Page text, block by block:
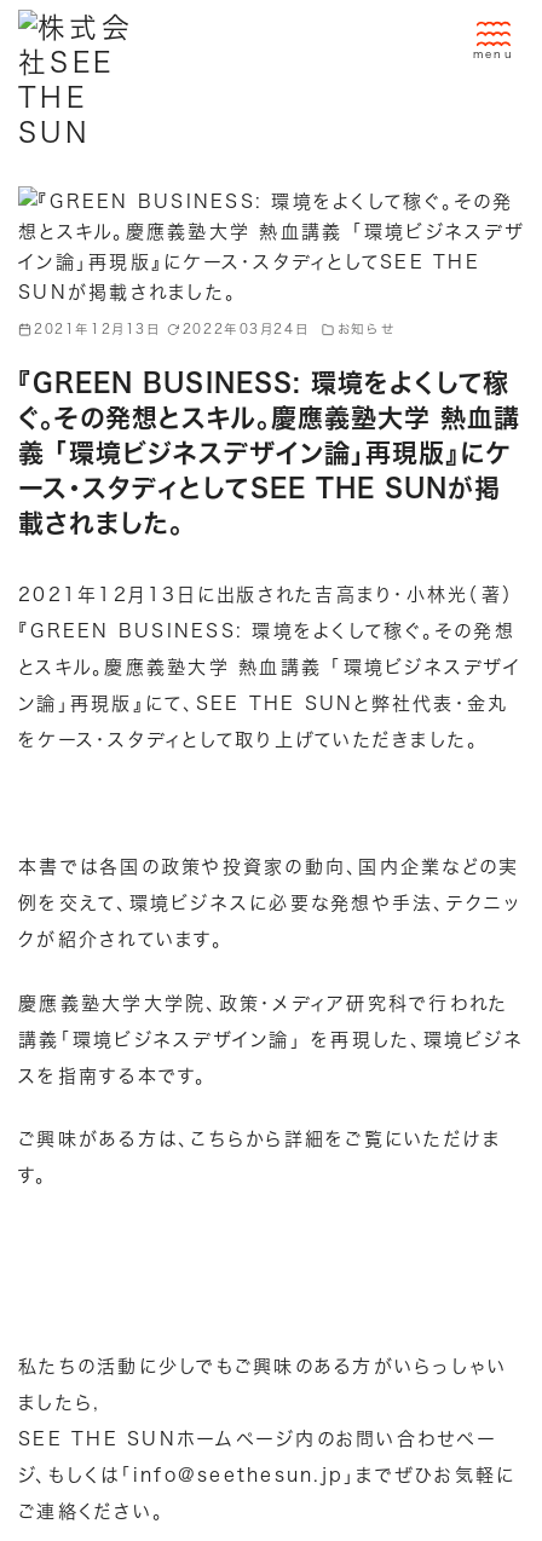
動
2021年12月13日 2022年03月24日 お知らせ
『GREEN BUSINESS: 環境をよくして稼
ぐ。その発想とスキル。慶應義塾大学 熱血講
義 「環境ビジネスデザイン論」再現版』にケ
ース・スタディとしてSEE THE SUNが掲
載されました。
2021年12月13日に出版された吉高まり・小林光（著）
『GREEN BUSINESS: 環境をよくして稼ぐ。その発想
とスキル。慶應義塾大学 熱血講義 「環境ビジネスデザイ
ン論」再現版』にて、SEE THE SUNと弊社代表・ 金丸
をケース・スタディとして取り上げていただきました。
本書では各国の政策や投資家の動向、国内企業などの実
例を交えて、環境ビジネスに必要な発想や手法、テクニッ
クが紹介されています。
慶應義塾大学大学院、政策・メディア研究科で行われた
講義「環境ビジネスデザイン論」 を再現した、環境ビジネ
スを指南する本です。
ご興味がある方は、 こちら から詳細をご覧にいただけま
す。
私たちの活動に少しでもご興味のある方がいらっしゃい
ましたら,
SEE THE SUNホームページ内のお問い合わせペー
ジ、もしくは「info@seethesun.jp」までぜひお気軽に
ご連絡ください。